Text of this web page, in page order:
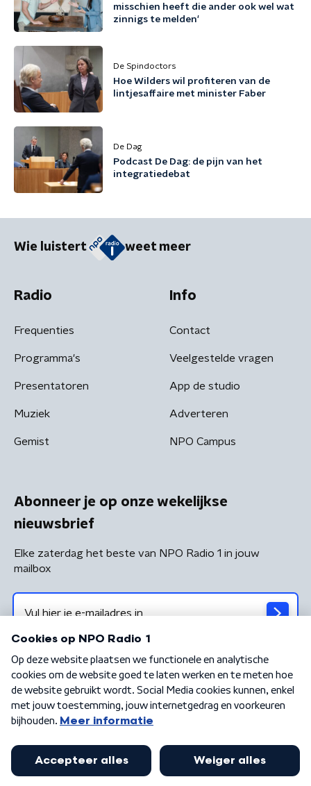
misschien heeft die ander ook wel wat
zinnigs te melden'
De Spindoctors
Hoe Wilders wil profiteren van de
lintjesaffaire met minister Faber
De Dag
Podcast De Dag: de pijn van het
integratiedebat
Wie luistert weet meer
Radio
Frequenties
Programma's
Presentatoren
Muziek
Gemist
Info
Contact
Veelgestelde vragen
App de studio
Adverteren
NPO Campus
Abonneer je op onze wekelijkse
nieuwsbrief
Elke zaterdag het beste van NPO Radio 1 in jouw
mailbox
Algemene voorwaarden